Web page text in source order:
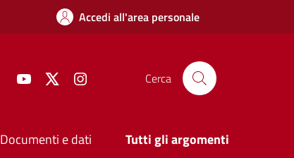
Accedi all'area personale
FacebookYouTube Twitter Cerca
Documenti e dati Tutti gli argomenti